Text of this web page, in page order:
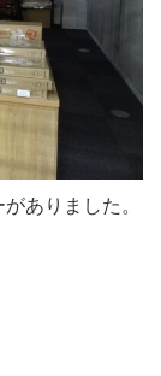
ありました。